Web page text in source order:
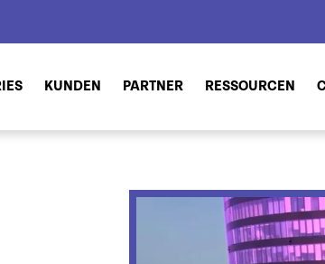
KUNDEN PARTNER RESSOURCEN